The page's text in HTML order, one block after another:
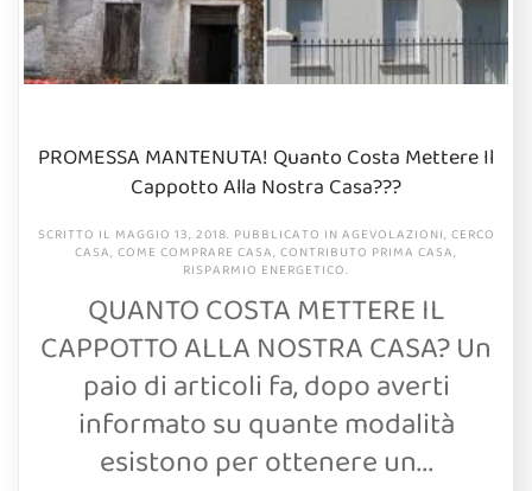
PROMESSA MANTENUTA! Quanto Costa Mettere Il
Cappotto Alla Nostra Casa???
SCRITTO IL MAGGIO 13, 2018. PUBBLICATO IN AGEVOLAZIONI, CERCO
CASA, COME COMPRARE CASA, CONTRIBUTO PRIMA CASA,
RISPARMIO ENERGETICO.
QUANTO COSTA METTERE IL
CAPPOTTO ALLA NOSTRA CASA? Un
paio di articoli fa, dopo averti
informato su quante modalità
esistono per ottenere un...